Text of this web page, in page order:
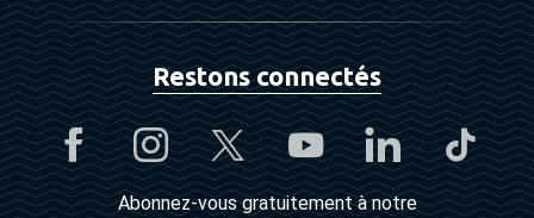
Restons connectés
Abonnez-vous gratuitement à notre